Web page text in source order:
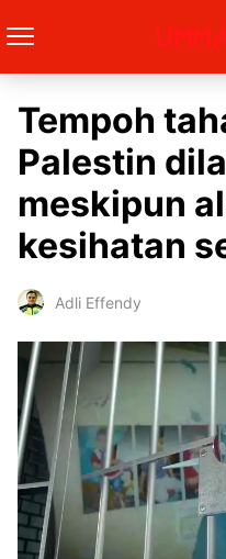
Tempoh
Palestin
meskipun
kesihatan
Adli Effendy